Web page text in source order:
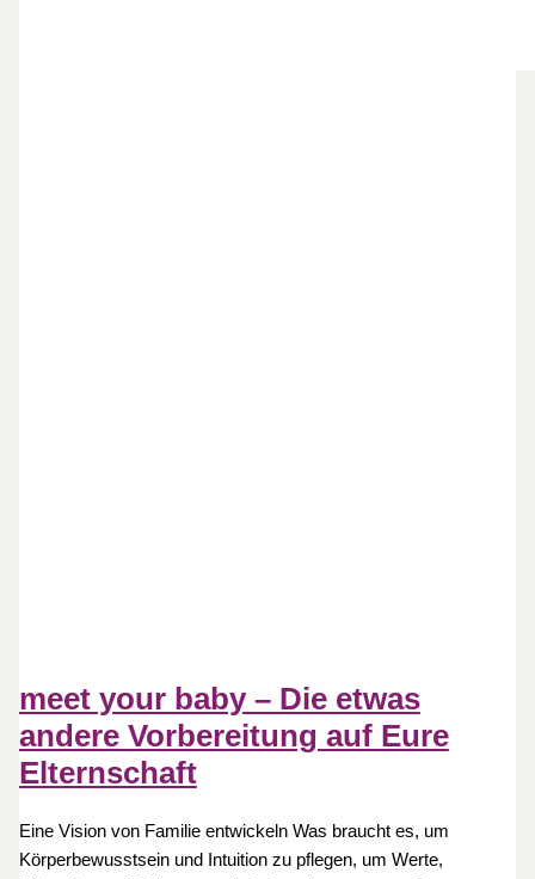
meet your baby – Die etwas
andere Vorbereitung auf Eure
Elternschaft
Eine Vision von Familie entwickeln Was braucht es, um
Körperbewusstsein und Intuition zu pflegen, um Werte,